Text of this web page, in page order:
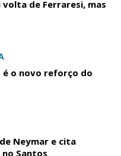
de Ferraresi, mas
é o novo reforço do
Neymar e cita
Santos